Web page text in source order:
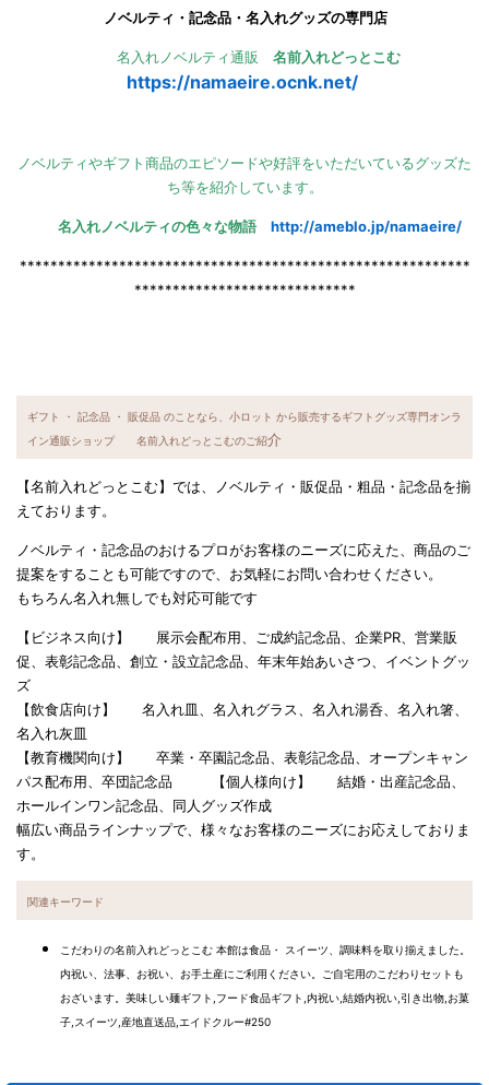
ノベルティ・記念品・名入れグッズの専門店
名入れノベルティ通販 名前入れどっとこむ
https://namaeire.ocnk.net/
ノベルティやギフト商品のエピソードや好評をいただいているグッズた
ち等を紹介しています。
名入れノベルティの色々な物語 http://ameblo.jp/namaeire/
***********************************************************
*****************************
ギフト ・ 記念品 ・ 販促品 のことなら、小ロット から販売するギフトグッズ専門オンラ
イン通販ショップ 名前入れどっとこむのご紹介
【名前入れどっとこむ】では、ノベルティ・販促品・粗品・記念品を揃
えております。
ノベルティ・記念品のおけるプロがお客様のニーズに応えた、商品のご
提案をすることも可能ですので、お気軽にお問い合わせください。
もちろん名入れ無しでも対応可能です
【ビジネス向け】 展示会配布用、ご成約記念品、企業PR、営業販
促、表彰記念品、創立・設立記念品、年末年始あいさつ、イベントグッ
ズ
【飲食店向け】 名入れ皿、名入れグラス、名入れ湯呑、名入れ箸、
名入れ灰皿
【教育機関向け】 卒業・卒園記念品、表彰記念品、オープンキャン
パス配布用、卒団記念品 【個人様向け】 結婚・出産記念品、
ホールインワン記念品、同人グッズ作成
幅広い商品ラインナップで、様々なお客様のニーズにお応えしておりま
す。
関連キーワード
こだわりの名前入れどっとこむ 本館は食品・ スイーツ、調味料を取り揃えました。
内祝い、法事、お祝い、お手土産にご利用ください。ご自宅用のこだわりセットも
おざいます。美味しい麺ギフト,フード食品ギフト,内祝い,結婚内祝い,引き出物,お菓
子,スイーツ,産地直送品,エイドクルー#250